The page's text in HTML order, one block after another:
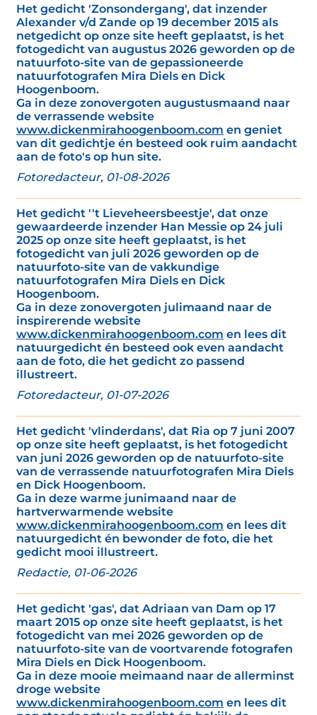
Het gedicht 'Zonsondergang', dat inzender
Alexander v/d Zande op 19 december 2015 als
netgedicht op onze site heeft geplaatst, is het
fotogedicht van augustus 2026 geworden op de
natuurfoto-site van de gepassioneerde
natuurfotografen Mira Diels en Dick
Hoogenboom.
Ga in deze zonovergoten augustusmaand naar
de verrassende website
www.dickenmirahoogenboom.com en geniet
van dit gedichtje én besteed ook ruim aandacht
aan de foto's op hun site.
Fotoredacteur, 01-08-2026
Het gedicht ''t Lieveheersbeestje', dat onze
gewaardeerde inzender Han Messie op 24 juli
2025 op onze site heeft geplaatst, is het
fotogedicht van juli 2026 geworden op de
natuurfoto-site van de vakkundige
natuurfotografen Mira Diels en Dick
Hoogenboom.
Ga in deze zonovergoten julimaand naar de
inspirerende website
www.dickenmirahoogenboom.com en lees dit
natuurgedicht én besteed ook even aandacht
aan de foto, die het gedicht zo passend
illustreert.
Fotoredacteur, 01-07-2026
Het gedicht 'vlinderdans', dat Ria op 7 juni 2007
op onze site heeft geplaatst, is het fotogedicht
van juni 2026 geworden op de natuurfoto-site
van de verrassende natuurfotografen Mira Diels
en Dick Hoogenboom.
Ga in deze warme junimaand naar de
hartverwarmende website
www.dickenmirahoogenboom.com en lees dit
natuurgedicht én bewonder de foto, die het
gedicht mooi illustreert.
Redactie, 01-06-2026
Het gedicht 'gas', dat Adriaan van Dam op 17
maart 2015 op onze site heeft geplaatst, is het
fotogedicht van mei 2026 geworden op de
natuurfoto-site van de voortvarende fotografen
Mira Diels en Dick Hoogenboom.
Ga in deze mooie meimaand naar de allerminst
droge website
www.dickenmirahoogenboom.com en lees dit